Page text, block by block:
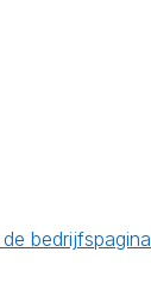
bedrijfspagina